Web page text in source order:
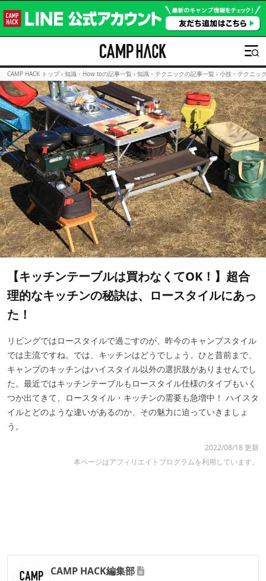
CAMP HACK トップ › 知識・How toの記事一覧 › 知識・テクニックの記事一覧 › 小技・テクニッ
【キッチンテーブルは買わなくてOK！】超合
理的なキッチンの秘訣は、ロースタイルにあっ
た！
リビングではロースタイルで過ごすのが、昨今のキャンプスタイル
では主流ですね。では、キッチンはどうでしょう。ひと昔前まで、
キャンプのキッチンはハイスタイル以外の選択肢がありませんでし
た。最近ではキッチンテーブルもロースタイル仕様のタイプもいく
つか出てきて、ロースタイル・キッチンの需要も急増中！ ハイスタ
イルとどのような違いがあるのか、その魅力に迫っていきましょ
う。
2022/08/18 更新
本ページはアフィリエイトプログラムを利用しています。
CAMP HACK編集部